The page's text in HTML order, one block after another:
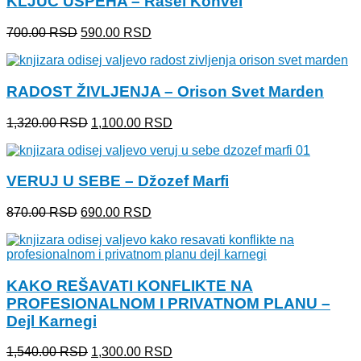
700.00RSD Originalna
je
700.00 RSD.
590.00 RSD
je:
RADOST ŽIVLJENJA – Orison Svet Marden
1,320.00RSD Originalna
je
1,320.00 RSD.
1,100.00 RSD
je:
VERUJ U SEBE – Džozef Marfi
870.00RSD Originalna
je
bila:
690.00 RSD
je:
690.00 RSD.
KAKO REŠAVATI KONFLIKTE NA
PROFESIONALNOM I PRIVATNOM PLANU –
Dejl Karnegi
1,540.00RSD Originalna
1,300.00 RSD